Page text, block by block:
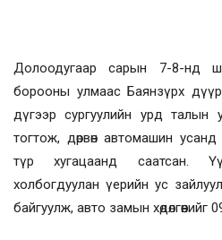
Долоодугаар сарын 7-8-нд
борооны улмаас Баянзүрх
дүгээр сургуулийн урд талын
тогтож, дөрвөн автомашин усанд
түр хугацаанд саатсан.
холбогдуулан үерийн ус
байгуулж, авто замын хөдөлгөөнийг